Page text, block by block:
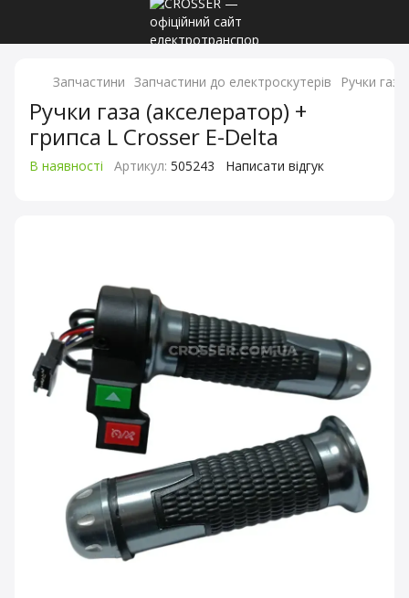
Запчастини Запчастини до електроскутерів Ручки
Ручки газа (акселератор) +
грипса L Crosser E-Delta
В наявності Артикул: 505243 Написати відгук